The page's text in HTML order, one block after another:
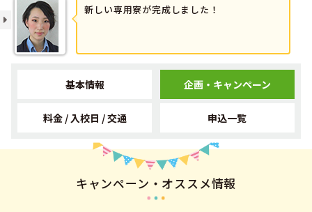
新しい専用寮が完成しました！
基本情報 企画・キャンペーン
料金 / 入校日 / 交通 申込一覧
キャンペーン・オススメ情報